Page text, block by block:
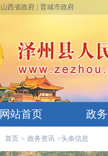
山西省政府 晋城市政府
网站首页 政
首页 > 政务资讯 >头条信息